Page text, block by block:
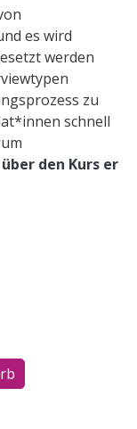
es wird
werden
zu
schnell
den Kurs er​